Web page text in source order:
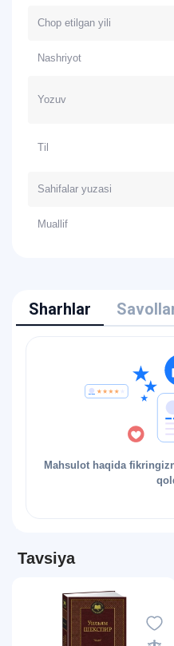
Chop etilgan yili
Nashriyot
Yozuv
Til
Sahifalar yuzasi
Muallif
Sharhlar
Mahsulot haqida
Tavsiya